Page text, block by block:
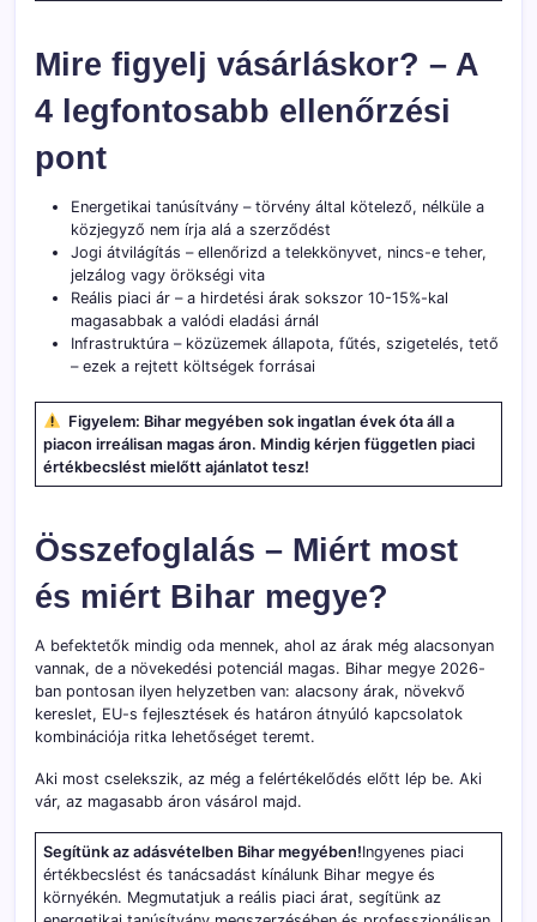
Mire figyelj vásárláskor? – A
4 legfontosabb ellenőrzési
pont
Energetikai tanúsítvány – törvény által kötelező, nélküle a
közjegyző nem írja alá a szerződést
Jogi átvilágítás – ellenőrizd a telekkönyvet, nincs-e teher,
jelzálog vagy örökségi vita
Reális piaci ár – a hirdetési árak sokszor 10-15%-kal
magasabbak a valódi eladási árnál
Infrastruktúra – közüzemek állapota, fűtés, szigetelés, tető
– ezek a rejtett költségek forrásai
Figyelem: Bihar megyében sok ingatlan évek óta áll a
piacon irreálisan magas áron. Mindig kérjen független piaci
értékbecslést mielőtt ajánlatot tesz!
Összefoglalás – Miért most
és miért Bihar megye?
A befektetők mindig oda mennek, ahol az árak még alacsonyan
vannak, de a növekedési potenciál magas. Bihar megye 2026-
ban pontosan ilyen helyzetben van: alacsony árak, növekvő
kereslet, EU-s fejlesztések és határon átnyúló kapcsolatok
kombinációja ritka lehetőséget teremt.
Aki most cselekszik, az még a felértékelődés előtt lép be. Aki
vár, az magasabb áron vásárol majd.
Segítünk az adásvételben Bihar megyében!Ingyenes piaci
értékbecslést és tanácsadást kínálunk Bihar megye és
környékén. Megmutatjuk a reális piaci árat, segítünk az